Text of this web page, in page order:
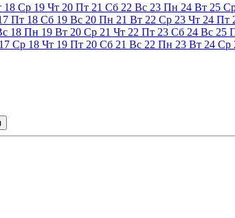
18 Ср 19 Чт 20 Пт 21 Сб 22 Вс 23 Пн 24 Вт 25
Пт 18 Сб 19 Вс 20 Пн 21 Вт 22 Ср 23 Чт 24 Пт
18 Пн 19 Вт 20 Ср 21 Чт 22 Пт 23 Сб 24 Вс 25
17 Ср 18 Чт 19 Пт 20 Сб 21 Вс 22 Пн 23 Вт 24 Ср